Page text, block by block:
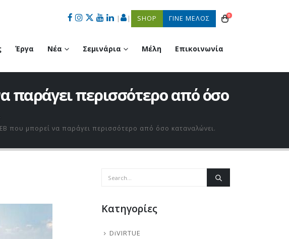
| | SHOP ΓΙΝΕ ΜΕΛΟΣ 0
Έργα Νέα Σεμινάρια Μέλη Επικοινωνία
παράγει περισσότερο από όσο
που μπορεί να παράγει περισσότερο από όσο καταναλώνει.
Kατηγορίες
DiVIRTUE